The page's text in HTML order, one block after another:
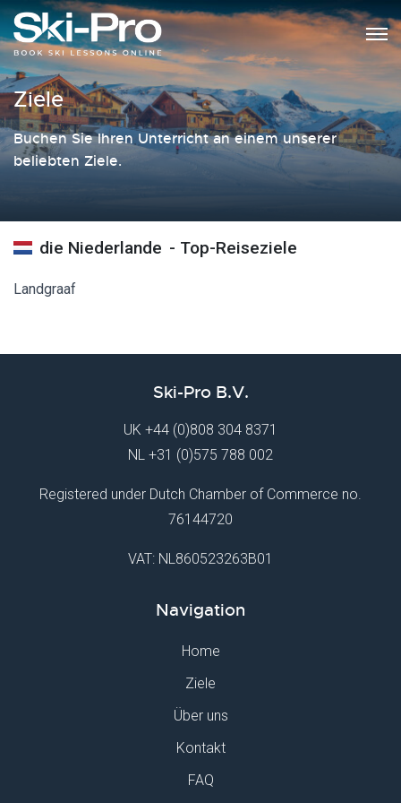
Ziele
Buchen Sie Ihren Unterricht an einem unserer
beliebten Ziele.
die Niederlande - Top-Reiseziele
Landgraaf
Ski-Pro B.V.
UK +44 (0)808 304 8371
NL +31 (0)575 788 002
Registered under Dutch Chamber of Commerce no.
76144720
VAT: NL860523263B01
Navigation
Home
Ziele
Über uns
Kontakt
FAQ